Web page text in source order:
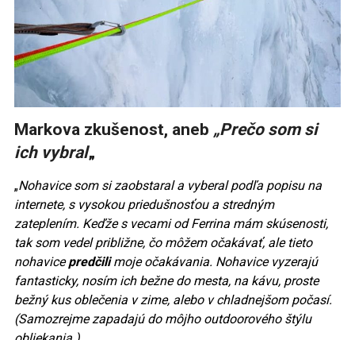
Markova zkušenost, aneb „Prečo som si
ich vybral„
„Nohavice som si zaobstaral a vyberal podľa popisu na
internete, s vysokou priedušnosťou a stredným
zateplením. Keďže s vecami od Ferrina mám skúsenosti,
tak som vedel približne, čo môžem očakávať, ale tieto
nohavicepredčilimoje očakávania. Nohavice vyzerajú
fantasticky, nosím ich bežne do mesta, na kávu, proste
bežný kus oblečenia v zime, alebo v chladnejšom počasí.
(Samozrejme zapadajú do môjho outdoorového štýlu